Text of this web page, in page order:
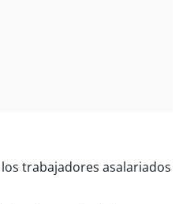
trabajadores asalariados